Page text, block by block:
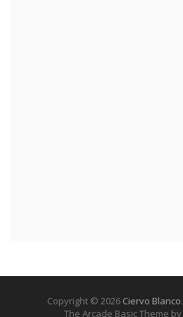
Copyright © 2026 Ciervo Blanco
The Arcade Basic Theme by